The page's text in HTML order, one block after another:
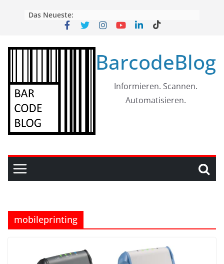
Das Neueste:
BarcodeBlog
Informieren. Scannen.
Automatisieren.
mobileprinting